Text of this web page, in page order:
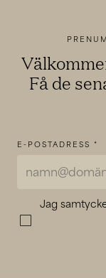
Få de
E-POSTADRESS *
check_box_outline_blank
Jag